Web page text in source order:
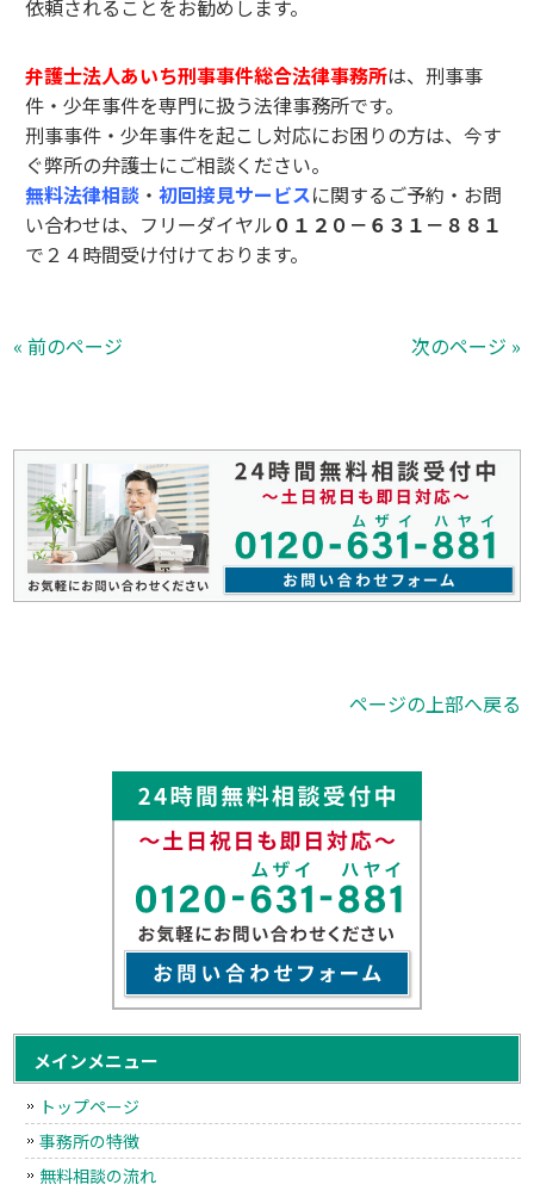
依頼されることをお勧めします。
弁護士法人あいち刑事事件総合法律事務所は、刑事事
件・少年事件を専門に扱う法律事務所です。
刑事事件・少年事件を起こし対応にお困りの方は、今す
ぐ弊所の弁護士にご相談ください。
無料法律相談 ・初回接見サービスに関するご予約・お問
い合わせは、フリーダイヤル０１２０－６３１－８８１
で２４時間受け付けております。
« 前のページ 次のページ »
ページの上部へ戻る
メインメニュー
トップページ
事務所の特徴
無料相談の流れ